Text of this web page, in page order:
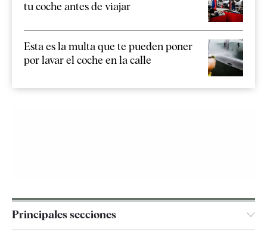
tu coche antes de viajar
Esta es la multa que te pueden poner
por lavar el coche en la calle
Principales secciones